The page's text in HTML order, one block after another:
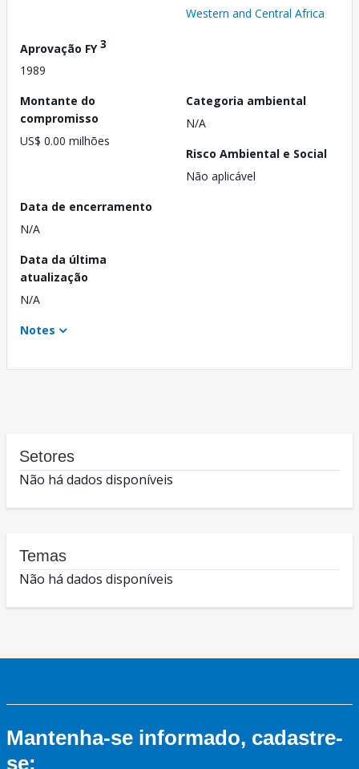
Western and Central Africa
Aprovação FY3
1989
Montante do
compromisso
US$ 0.00 milhões
Categoria ambiental
N/A
Risco Ambiental e Social
Não aplicável
Data de encerramento
N/A
Data da última
atualização
N/A
Notes
Setores
Não há dados disponíveis
Temas
Não há dados disponíveis
Mantenha-se informado, cadastre-
se: